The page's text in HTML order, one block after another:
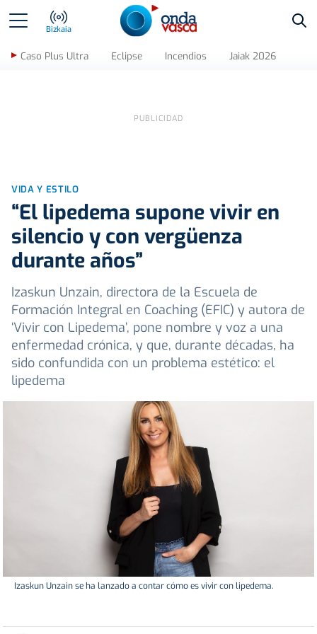
Bizkaia
Caso Plus Ultra Eclipse Incendios Jaiak 2026
VIDA Y ESTILO
“El lipedema supone vivir en
silencio y con vergüenza
durante años”
Izaskun Unzain, directora de la Escuela de
Formación Integral en Coaching (EFIC) y autora de
‘Vivir con Lipedema’, pone nombre y voz a una
enfermedad crónica, y que, durante décadas, ha
sido confundida con un problema estético: el
lipedema
Izaskun Unzain se ha lanzado a contar cómo es vivir con lipedema.